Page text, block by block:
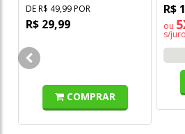
DE R$ 49,99 POR
R$ 29,99
COMPRAR
R$
ou
s/